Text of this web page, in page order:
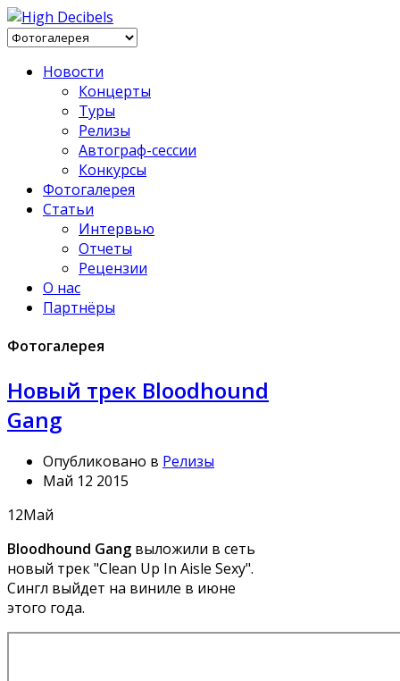
Новости
Концерты
Туры
Релизы
Автограф-сессии
Конкурсы
Фотогалерея
Статьи
Интервью
Отчеты
Рецензии
О нас
Партнёры
Фотогалерея
Новый трек Bloodhound
Gang
Опубликовано в Релизы
Май 12 2015
12Май
Bloodhound Gang выложили в сеть
новый трек "Clean Up In Aisle Sexy".
Сингл выйдет на виниле в июне
этого года.